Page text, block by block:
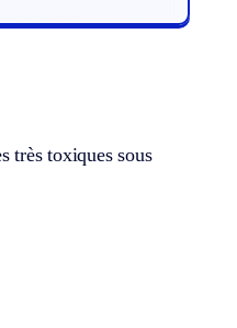
très toxiques sous